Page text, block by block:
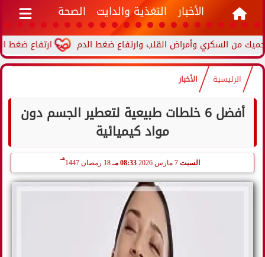
الأخبار التغذية والدايت الصحة
ارتفاع ضغط الدم
الرئيسية الأخبار
أفضل 6 خلطات طبيعية لتعطير الجسم دون
مواد كيميائية
السبت 08:33 مـ 18 رمضان 1447
هـ